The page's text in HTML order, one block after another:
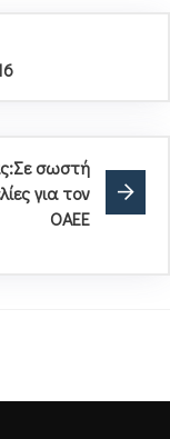
σωστή
για τον
ΟΑΕΕ